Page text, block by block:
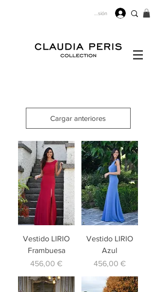
Iniciar sesión
Cargar anteriores
Vestido LIRIO
Frambuesa
Precio
456,00 €
Vestido LIRIO
Azul
Precio
456,00 €